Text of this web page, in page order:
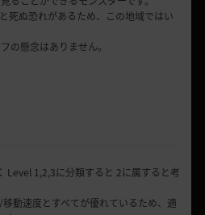
死ぬ恐れがあるため、この地域ではい
の懸念はありません。
Level 1,2,3に分類すると 2に属すると考
動速度とすべてが優れているため、適